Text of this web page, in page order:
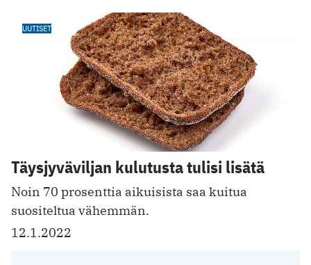
UUTISET
Täysjyväviljan kulutusta tulisi lisätä
Noin 70 prosenttia aikuisista saa kuitua
suositeltua vähemmän.
12.1.2022